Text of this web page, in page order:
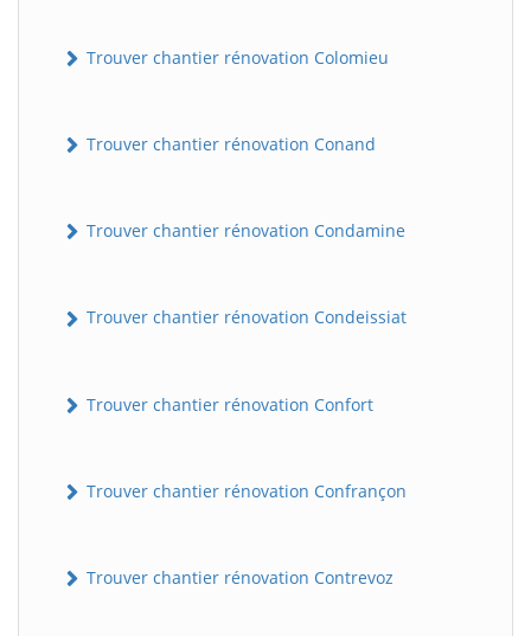
Trouver chantier rénovation Colomieu
Trouver chantier rénovation Conand
Trouver chantier rénovation Condamine
Trouver chantier rénovation Condeissiat
Trouver chantier rénovation Confort
Trouver chantier rénovation Confrançon
Trouver chantier rénovation Contrevoz
B Assistant en ligne